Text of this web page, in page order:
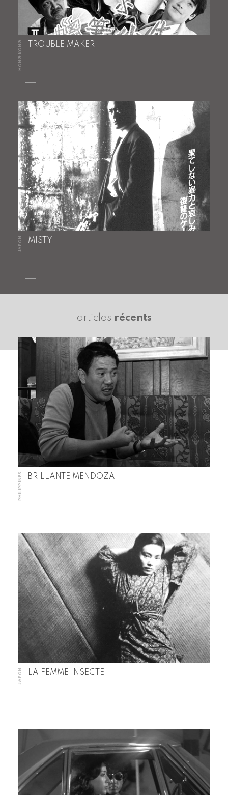
HONG KONG TROUBLE MAKER
JAPON MISTY
articles récents
PHILIPPINES BRILLANTE MENDOZA
JAPON LA FEMME INSECTE